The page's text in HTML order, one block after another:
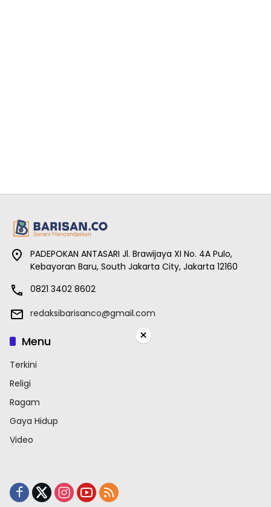
PADEPOKAN ANTASARI Jl. Brawijaya XI No. 4A Pulo,
Kebayoran Baru, South Jakarta City, Jakarta 12160
0821 3402 8602
redaksibarisanco@gmail.com
Menu
Terkini
Religi
Ragam
Gaya Hidup
Video
×